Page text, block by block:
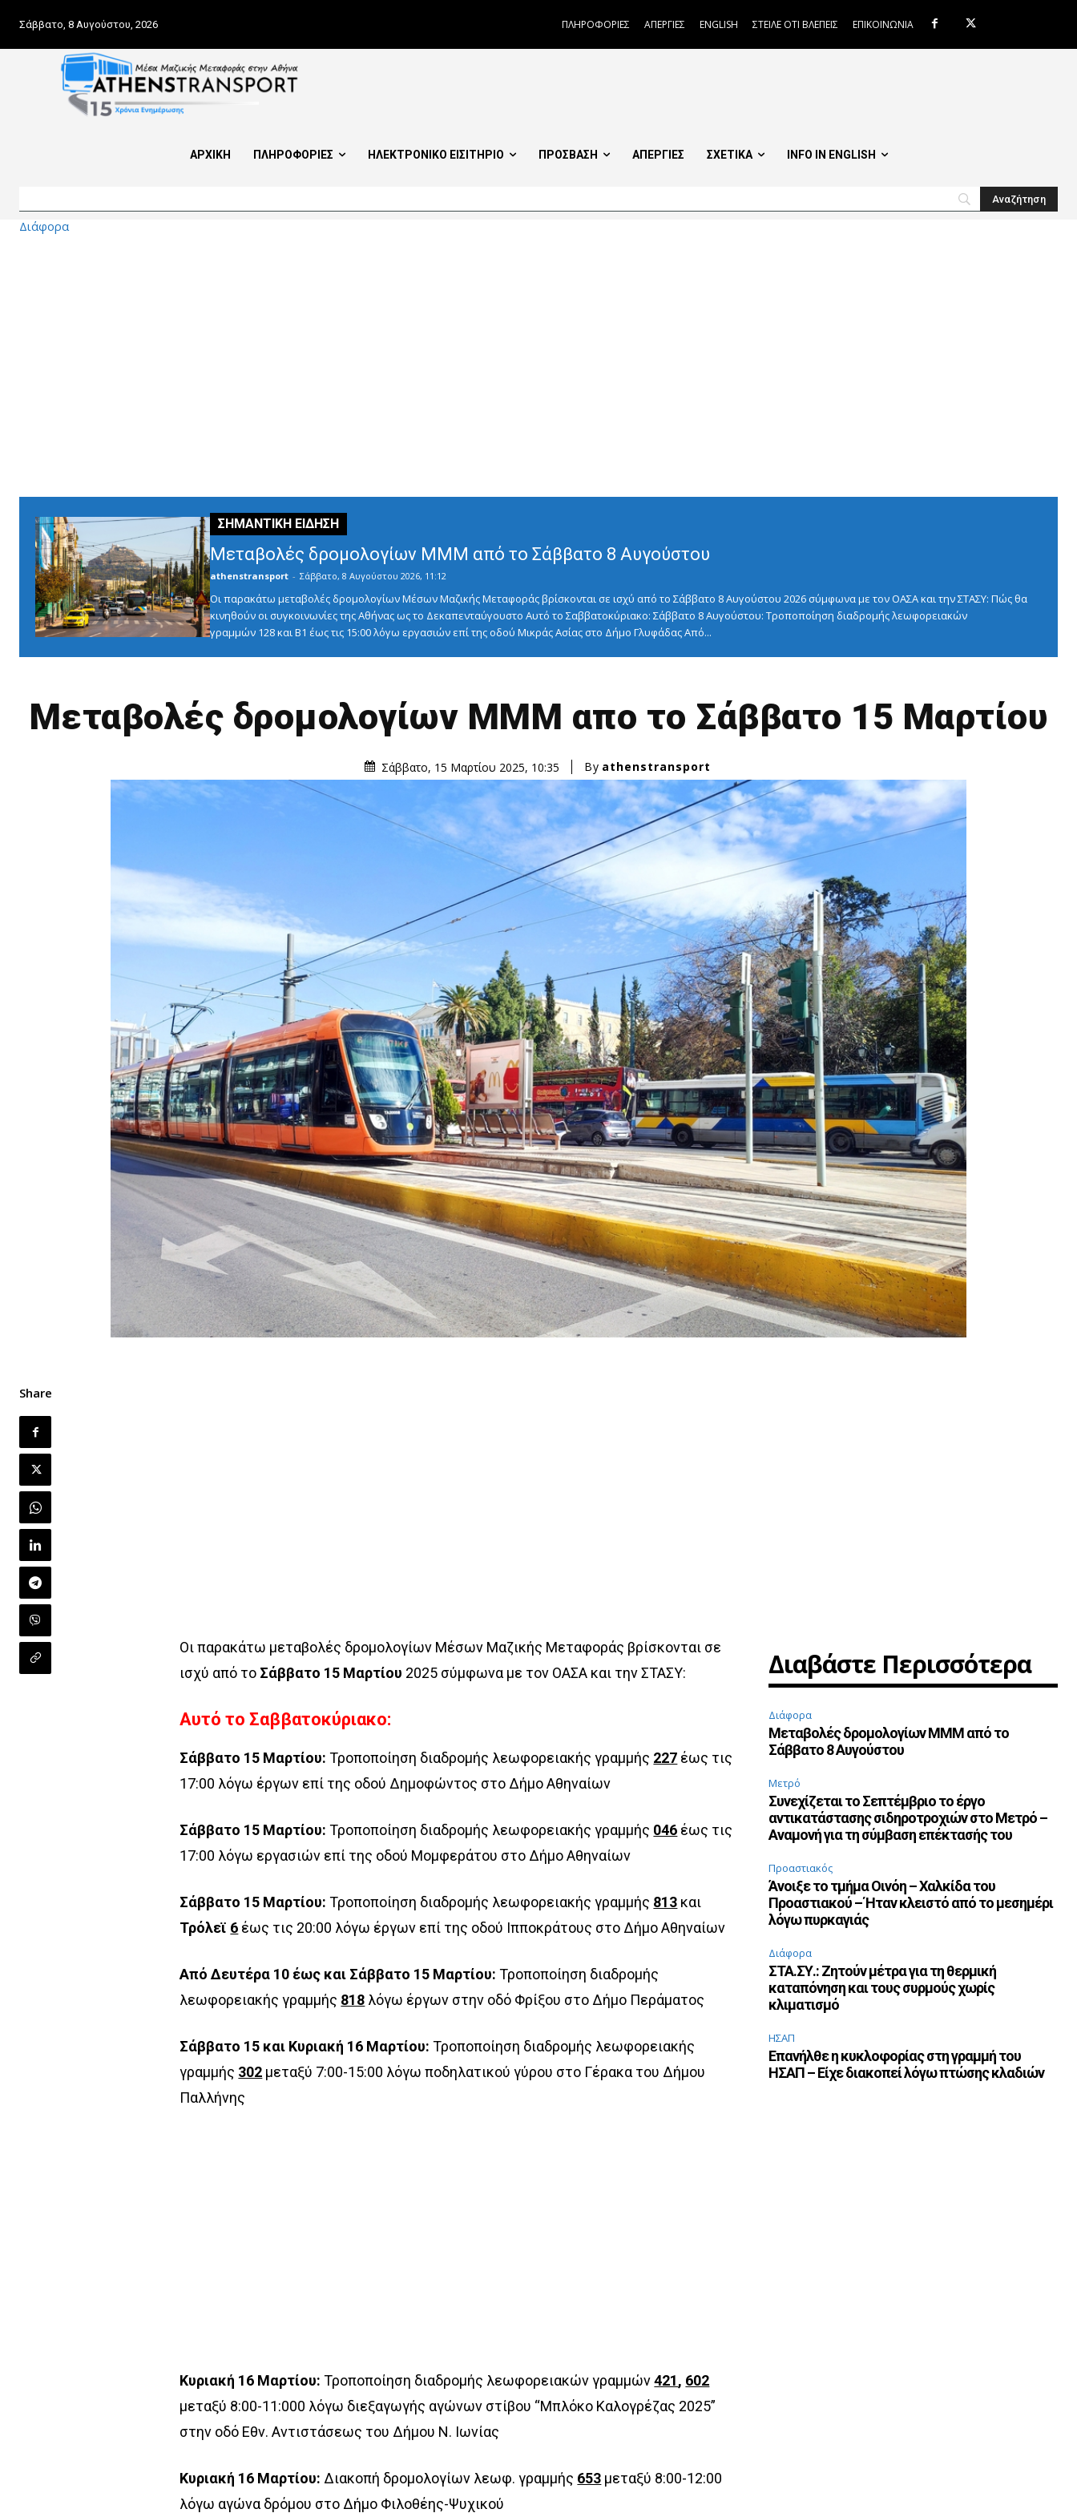
Σάββατο, 8 Αυγούστου, 2026 ΠΛΗΡΟΦΟΡΙΕΣ ΑΠΕΡΓΙΕΣ ENGLISH ΣΤΕΙΛΕ ΟΤΙ ΒΛΕΠΕΙΣ ΕΠΙΚΟΙΝΩΝΙΑ
ΑΡΧΙΚΗ ΠΛΗΡΟΦΟΡΙΕΣ ΗΛΕΚΤΡΟΝΙΚΟ ΕΙΣΙΤΗΡΙΟ ΠΡΟΣΒΑΣΗ ΑΠΕΡΓΙΕΣ ΣΧΕΤΙΚΑ INFO IN ENGLISH
Διάφορα
Μεταβολές δρομολογίων ΜΜΜ από το Σάββατο 8 Αυγούστου
athenstransport - Σάββατο, 8 Αυγούστου 2026, 11:12
Οι παρακάτω μεταβολές δρομολογίων Μέσων Μαζικής Μεταφοράς βρίσκονται σε ισχύ από το Σάββατο 8 Αυγούστου 2026 σύμφωνα με τον ΟΑΣΑ και την ΣΤΑΣΥ: Πώς θα
κινηθούν οι συγκοινωνίες της Αθήνας ως το Δεκαπενταύγουστο Αυτό το Σαββατοκύριακο: Σάββατο 8 Αυγούστου: Τροποποίηση διαδρομής λεωφορειακών
γραμμών 128 και Β1 έως τις 15:00 λόγω εργασιών επί της οδού Μικράς Ασίας στο Δήμο Γλυφάδας Από...
Μεταβολές δρομολογίων ΜΜΜ απο το Σάββατο 15 Μαρτίου
Σάββατο, 15 Μαρτίου 2025, 10:35 By athenstransport
Share
Οι παρακάτω μεταβολές δρομολογίων Μέσων Μαζικής Μεταφοράς βρίσκονται σε
ισχύ από το Σάββατο 15 Μαρτίου 2025 σύμφωνα με τον ΟΑΣΑ και την ΣΤΑΣΥ:
Αυτό το Σαββατοκύριακο:
Σάββατο 15 Μαρτίου: Τροποποίηση διαδρομής λεωφορειακής γραμμής 227 έως τις
17:00 λόγω έργων επί της οδού Δημοφώντος στο Δήμο Αθηναίων
Σάββατο 15 Μαρτίου: Τροποποίηση διαδρομής λεωφορειακής γραμμής 046 έως τις
17:00 λόγω εργασιών επί της οδού Μομφεράτου στο Δήμο Αθηναίων
Σάββατο 15 Μαρτίου: Τροποποίηση διαδρομής λεωφορειακής γραμμής 813 και
Τρόλεϊ 6 έως τις 20:00 λόγω έργων επί της οδού Ιπποκράτους στο Δήμο Αθηναίων
Από Δευτέρα 10 έως και Σάββατο 15 Μαρτίου:Τροποποίηση διαδρομής
λεωφορειακής γραμμής 818 λόγω έργων στην οδό Φρίξου στο Δήμο Περάματος
Σάββατο 15 και Κυριακή 16 Μαρτίου: Τροποποίηση διαδρομής λεωφορειακής
γραμμής 302 μεταξύ 7:00-15:00 λόγω ποδηλατικού γύρου στο Γέρακα του Δήμου
Παλλήνης
Κυριακή 16 Μαρτίου: Τροποποίηση διαδρομής λεωφορειακών γραμμών421, 602
μεταξύ 8:00-11:000 λόγω διεξαγωγής αγώνων στίβου “Μπλόκο Καλογρέζας 2025”
στην οδό Εθν. Αντιστάσεως του Δήμου Ν. Ιωνίας
Κυριακή 16 Μαρτίου: Διακοπή δρομολογίων λεωφ. γραμμής 653 μεταξύ 8:00-12:00
λόγω αγώνα δρόμου στο Δήμο Φιλοθέης-Ψυχικού
Διαβάστε Περισσότερα
Διάφορα
Μεταβολές δρομολογίων ΜΜΜ από το
Σάββατο 8 Αυγούστου
Μετρό
Συνεχίζεται το Σεπτέμβριο το έργο
αντικατάστασης σιδηροτροχιών στο Μετρό –
Αναμονή για τη σύμβαση επέκτασής του
Προαστιακός
Άνοιξε το τμήμα Οινόη – Χαλκίδα του
Προαστιακού – Ήταν κλειστό από το μεσημέρι
λόγω πυρκαγιάς
Διάφορα
ΣΤΑ.ΣΥ.: Ζητούν μέτρα για τη θερμική
καταπόνηση και τους συρμούς χωρίς
κλιματισμό
ΗΣΑΠ
Επανήλθε η κυκλοφορίας στη γραμμή του
ΗΣΑΠ – Είχε διακοπεί λόγω πτώσης κλαδιών